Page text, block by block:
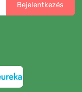
Bejelentkezés